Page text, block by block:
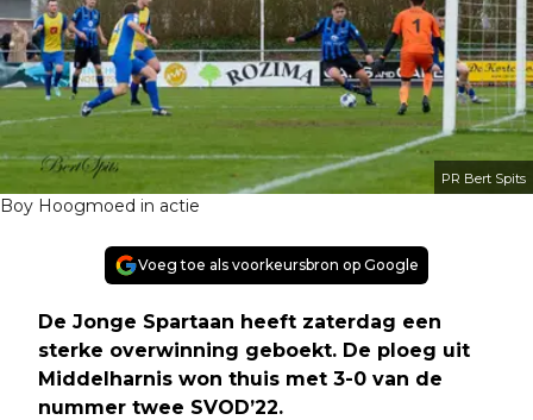
PR Bert Spits
Boy Hoogmoed in actie
Voeg toe als voorkeursbron op Google
De Jonge Spartaan heeft zaterdag een
sterke overwinning geboekt. De ploeg uit
Middelharnis won thuis met 3-0 van de
nummer twee SVOD’22.